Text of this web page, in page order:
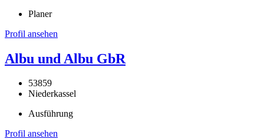
Planer
Profil ansehen
Albu und Albu GbR
53859
Niederkassel
Ausführung
Profil ansehen